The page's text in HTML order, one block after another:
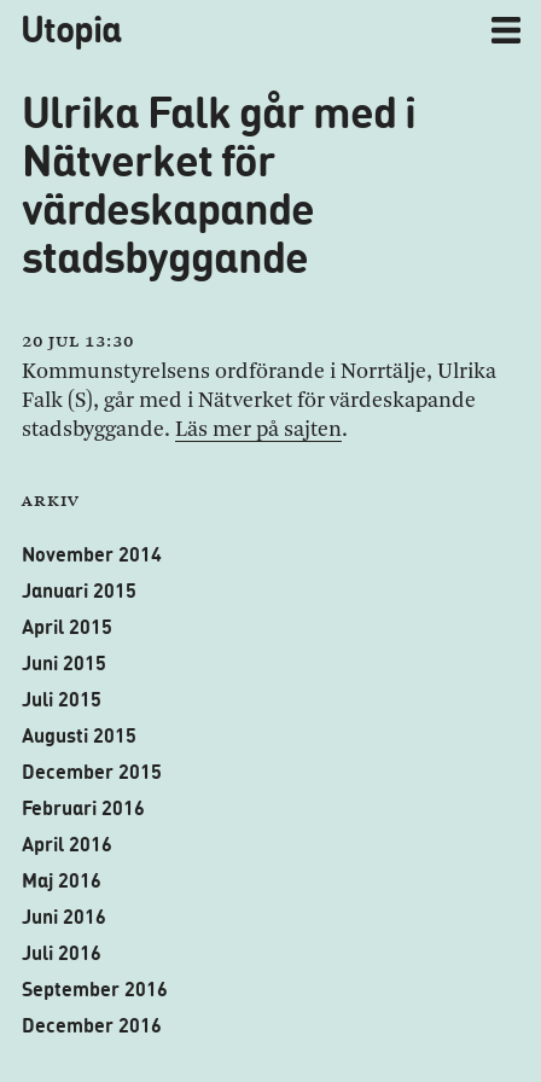
Utopia
Ulrika Falk går med i
Nätverket för
värdeskapande
stadsbyggande
20 jul 13:30
Kommunstyrelsens ordförande i Norrtälje, Ulrika
Falk (S), går med i Nätverket för värdeskapande
stadsbyggande. Läs mer på sajten.
Arkiv
November 2014
Januari 2015
April 2015
Juni 2015
Juli 2015
Augusti 2015
December 2015
Februari 2016
April 2016
Maj 2016
Juni 2016
Juli 2016
September 2016
December 2016